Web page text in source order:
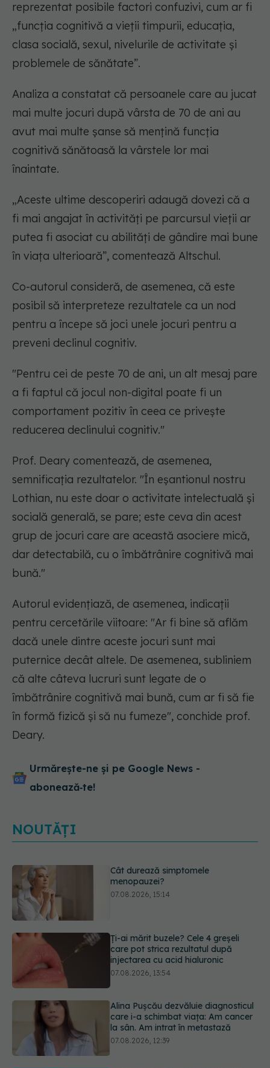
reprezentat posibile factori confuzivi, cum ar fi
„funcția cognitivă a vieții timpurii, educația,
clasa socială, sexul, nivelurile de activitate și
problemele de sănătate”.
Analiza a constatat că persoanele care au jucat
mai multe jocuri după vârsta de 70 de ani au
avut mai multe șanse să mențină funcția
cognitivă sănătoasă la vârstele lor mai
înaintate.
„Aceste ultime descoperiri adaugă dovezi că a
fi mai angajat în activități pe parcursul vieții ar
putea fi asociat cu abilități de gândire mai bune
în viața ulterioară”, comentează Altschul.
Co-autorul consideră, de asemenea, că este
posibil să interpreteze rezultatele ca un nod
pentru a începe să joci unele jocuri pentru a
preveni declinul cognitiv.
"Pentru cei de peste 70 de ani, un alt mesaj pare
a fi faptul că jocul non-digital poate fi un
comportament pozitiv în ceea ce privește
reducerea declinului cognitiv."
Prof. Deary comentează, de asemenea,
semnificația rezultatelor. "În eșantionul nostru
Lothian, nu este doar o activitate intelectuală și
socială generală, se pare; este ceva din acest
grup de jocuri care are această asociere mică,
dar detectabilă, cu o îmbătrânire cognitivă mai
bună."
Autorul evidențiază, de asemenea, indicații
pentru cercetările viitoare: "Ar fi bine să aflăm
dacă unele dintre aceste jocuri sunt mai
puternice decât altele. De asemenea, subliniem
că alte câteva lucruri sunt legate de o
îmbătrânire cognitivă mai bună, cum ar fi să fie
în formă fizică și să nu fumeze", conchide prof.
Deary.
Urmărește-ne și pe Google News -
abonează‑te!
NOUTĂȚI
Ți-ai mărit buzele? Cele 4 greșeli
care pot strica rezultatul după
injectarea cu acid hialuronic
Alina Pușcău dezvăluie diagnosticul
care i-a schimbat viața: Am cancer
la sân. Am intrat în metastază
07.08.2026, 12:39
Greșeala care îți crește tensiunea
arterială. Nu este doar sarea din
solniță
07.08.2026, 12:14